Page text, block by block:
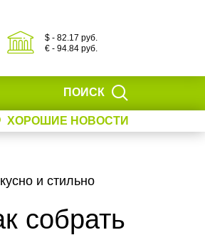
$ - 82.17 руб.
€ - 94.84 руб.
ПОИСК
ХОРОШИЕ НОВОСТИ
и стильно
собрать